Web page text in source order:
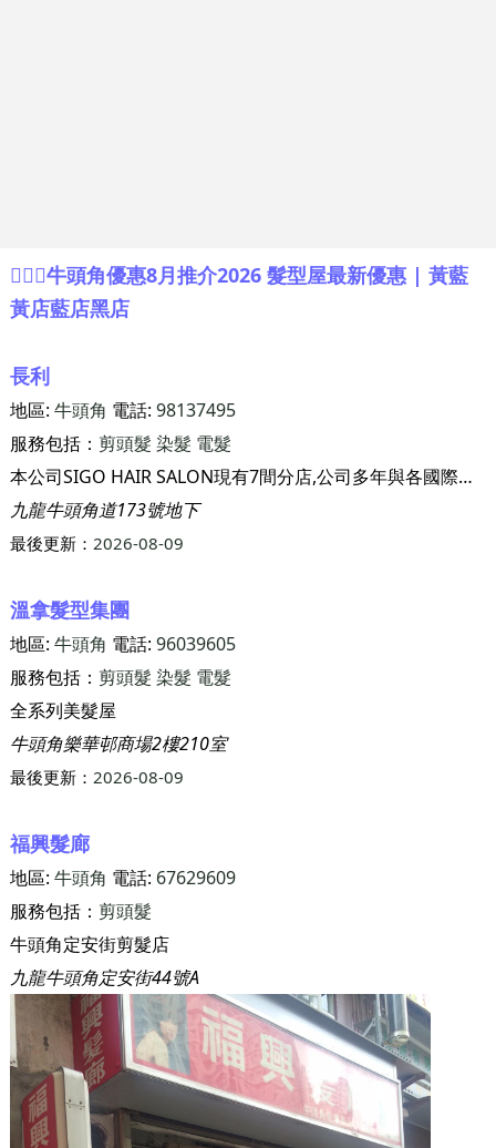
💇🏻‍♂️牛頭角優惠8月推介2026 髮型屋最新優惠 | 黃藍
黃店藍店黑店
長利
地區: 牛頭角 電話: 98137495
服務包括： 剪頭髮 染髮 電髮
本公司SIGO HAIR SALON現有7間分店,公司多年與各國際品牌合作,如SHISEIDO,SWARZKOPF,GOLDWELL等,為客人提供專業髮型產品,公司型像以專業技術,優質產品及優雅裝俢為主題。
九龍牛頭角道173號地下
最後更新： 2026-08-09
溫拿髮型集團
地區: 牛頭角 電話: 96039605
服務包括： 剪頭髮 染髮 電髮
全系列美髮屋
牛頭角樂華邨商場2樓210室
最後更新： 2026-08-09
福興髮廊
地區: 牛頭角 電話: 67629609
服務包括： 剪頭髮
牛頭角定安街剪髮店
九龍牛頭角定安街44號A